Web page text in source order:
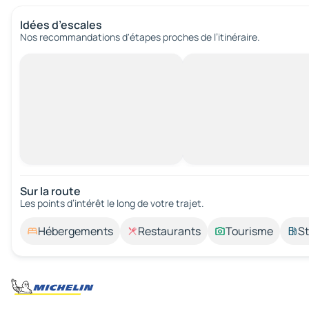
Idées d’escales
Nos recommandations d'étapes proches de l’itinéraire.
Sur la route
Les points d’intérêt le long de votre trajet.
Hébergements Restaurants Tourisme